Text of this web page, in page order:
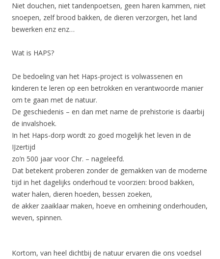
Niet douchen, niet tandenpoetsen, geen haren kammen, niet
snoepen, zelf brood bakken, de dieren verzorgen, het land
bewerken enz enz…
Wat is HAPS?
De bedoeling van het Haps-project is volwassenen en
kinderen te leren op een betrokken en verantwoorde manier
om te gaan met de natuur.
De geschiedenis – en dan met name de prehistorie is daarbij
de invalshoek.
In het Haps-dorp wordt zo goed mogelijk het leven in de
IJzertijd
zo’n 500 jaar voor Chr. – nageleefd.
Dat betekent proberen zonder de gemakken van de moderne
tijd in het dagelijks onderhoud te voorzien: brood bakken,
water halen, dieren hoeden, bessen zoeken,
de akker zaaiklaar maken, hoeve en omheining onderhouden,
weven, spinnen.
Kortom, van heel dichtbij de natuur ervaren die ons voedsel